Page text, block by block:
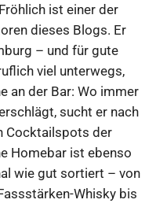
ist einer der
dieses Blogs. Er
– und für gute
viel unterwegs,
an der Bar: Wo immer
sucht er nach
Cocktailspots der
Homebar ist ebenso
wie gut sortiert – von
Whisky bis